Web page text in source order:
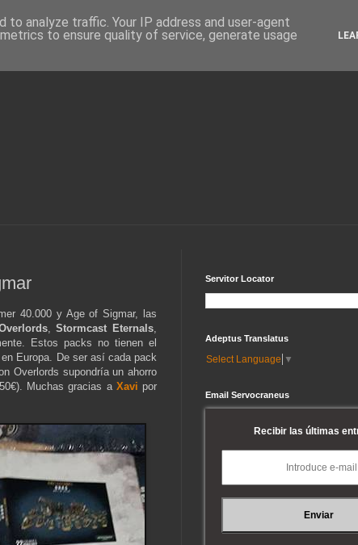
40.000 y Age of Sigmar, las
,Stormcast Eternals,
Estos packs no tienen el
Europa. De ser así cada pack
Overlords supondría un ahorro
Muchas gracias a Xavi por
Servitor Locator
Adeptus Translatus
Select Language ▼
Email Servocraneus
Recibir las últimas
analyze traffic. Your IP address and user-agent
to ensure quality of service, generate usage